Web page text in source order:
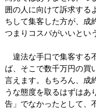
囲の人に向けて訴求する
ちして集客した方が、成
つまりコスパがいいとい
違法な手口で集客する
ば、そこで数千万円の買
言えます。もちろん、成
うな態度を取るはずはあ
告」でなかったとして、